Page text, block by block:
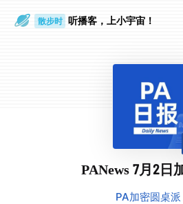
散步时 听播客，上小宇宙！
PANews 7月2日
PA加密圆桌派